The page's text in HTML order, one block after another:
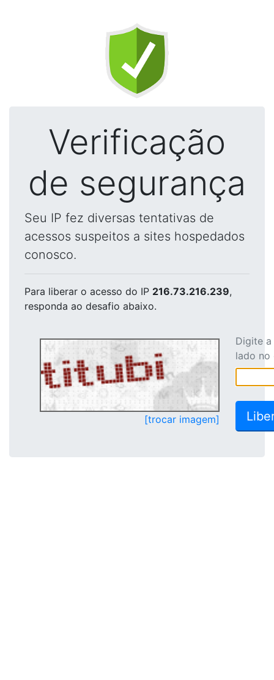
Verificação
de segurança
Seu IP fez diversas tentativas de
acessos suspeitos a sites hospedados
conosco.
Para liberar o acesso do IP 216.73.216.239,
responda ao desafio abaixo.
[trocar imagem]
Digite
lado no